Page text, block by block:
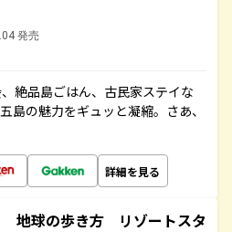
発売
絶品島ごはん、古民家ステイな
島の魅力をギュッと凝縮。さあ、
詳細を見る
地球の歩き方 リゾートスタ